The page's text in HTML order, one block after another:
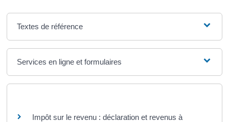
Textes de référence
Services en ligne et formulaires
Impôt sur le revenu : déclaration et revenus à